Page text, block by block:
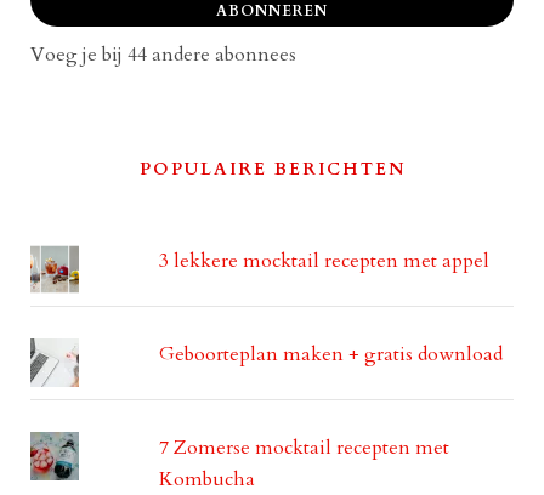
ABONNEREN
Voeg je bij 44 andere abonnees
POPULAIRE BERICHTEN
3 lekkere mocktail recepten met appel
Geboorteplan maken + gratis download
7 Zomerse mocktail recepten met
Kombucha